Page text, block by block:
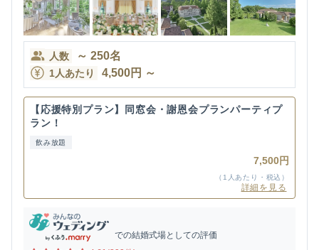
人数 ～ 250名
1人あたり 4,500円 ～
【応援特別プラン】同窓会・謝恩会プランパーティプ
ラン！
飲み放題
7,500円
（1人あたり・税込）
詳細を見る
での結婚式場としての評価